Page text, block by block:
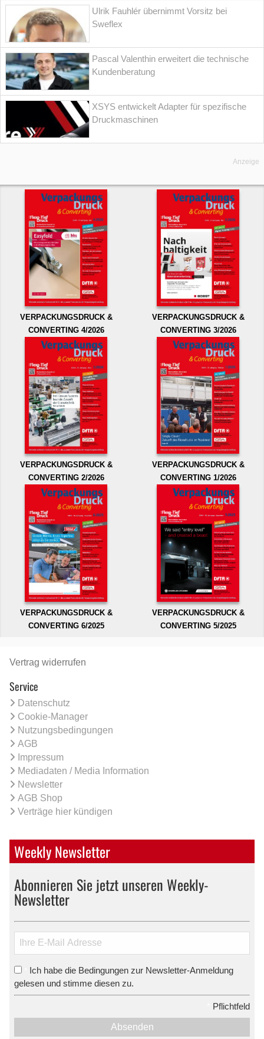
Ulrik Fauhlér übernimmt Vorsitz bei
Sweflex
Pascal Valenthin erweitert die technische
Kundenberatung
XSYS entwickelt Adapter für spezifische
Druckmaschinen
Anzeige
VERPACKUNGSDRUCK &
CONVERTING 4/2026
VERPACKUNGSDRUCK &
CONVERTING 3/2026
VERPACKUNGSDRUCK &
CONVERTING 2/2026
VERPACKUNGSDRUCK &
CONVERTING 1/2026
VERPACKUNGSDRUCK &
CONVERTING 6/2025
VERPACKUNGSDRUCK &
CONVERTING 5/2025
Vertrag widerrufen
Service
Datenschutz
Cookie-Manager
Nutzungsbedingungen
AGB
Impressum
Mediadaten / Media Information
Newsletter
AGB Shop
Verträge hier kündigen
Weekly Newsletter
Abonnieren Sie jetzt unseren Weekly-
Newsletter
Ich habe die Bedingungen zur Newsletter-Anmeldung
gelesen und stimme diesen zu.
Pflichtfeld
Absenden